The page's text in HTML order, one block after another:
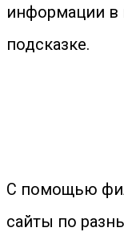
информации в
подсказке.
С помощью
сайты по